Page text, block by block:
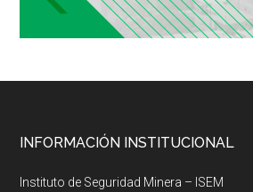
Footer
INFORMACIÓN INSTITUCIONAL
Instituto de Seguridad Minera – ISEM